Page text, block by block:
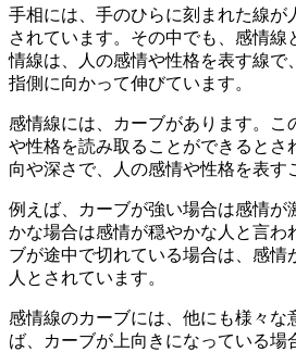
手相には、手のひらに刻まれた線が
されています。その中でも、感情線
情線は、人の感情や性格を表す線で
指側に向かって伸びています。
感情線には、カーブがあります。こ
や性格を読み取ることができるとさ
向や深さで、人の感情や性格を表す
例えば、カーブが強い場合は感情が
かな場合は感情が穏やかな人と言わ
ブが途中で切れている場合は、感情
人とされています。
感情線のカーブには、他にも様々な
ば、カーブが上向きになっている場